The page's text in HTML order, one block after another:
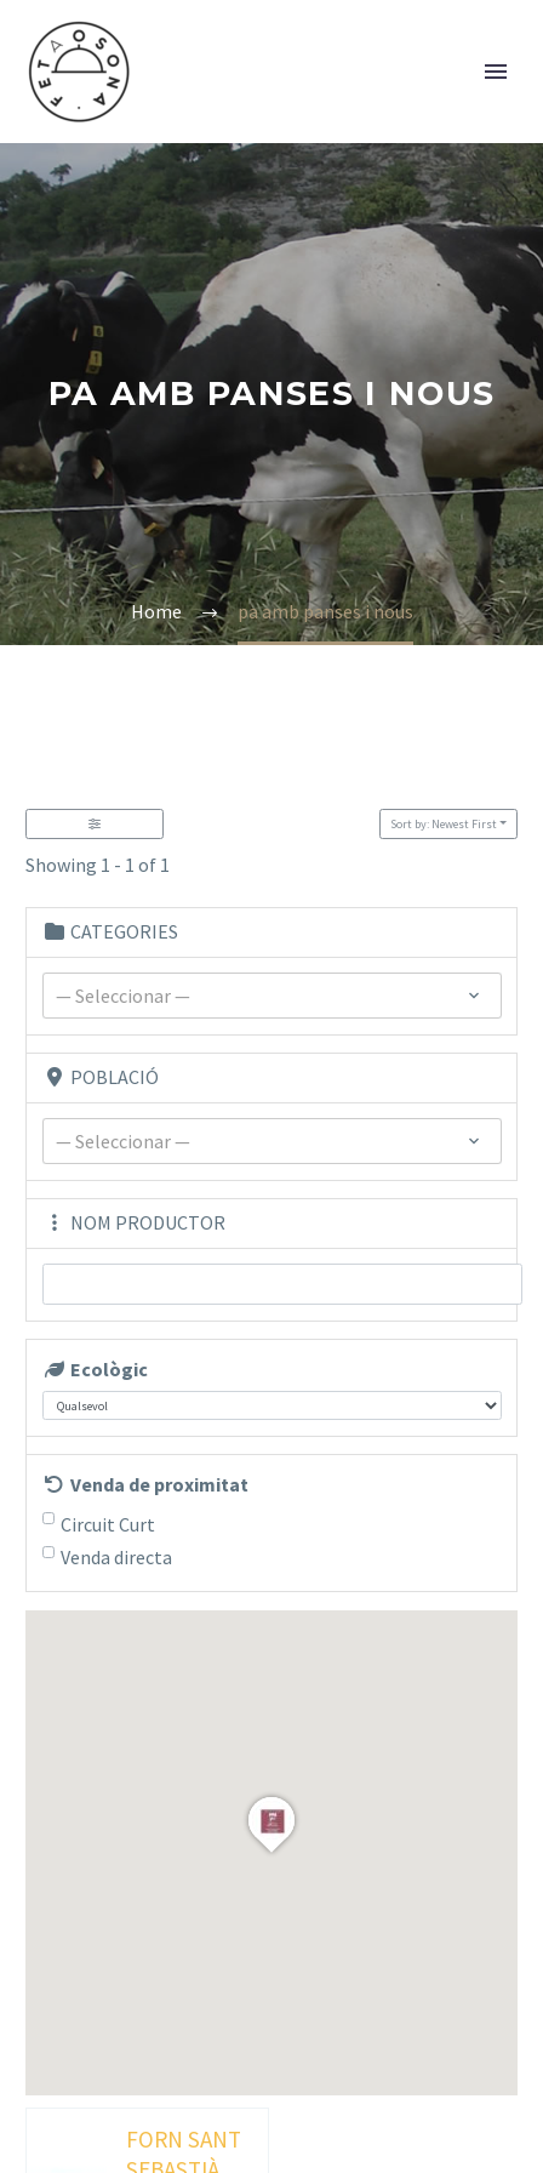
PA AMB PANSES I NOUS
Home pa amb panses i nous
Showing 1 - 1 of 1
Sort by: Newest First
CATEGORIES
— Seleccionar —
POBLACIÓ
— Seleccionar —
NOM PRODUCTOR
Ecològic
Venda de proximitat
Circuit Curt
Venda directa
FORN SANT